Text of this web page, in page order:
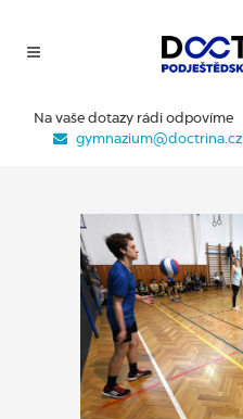
Na vaše dotazy rádi odpovíme
gymnazium@doctrina.cz